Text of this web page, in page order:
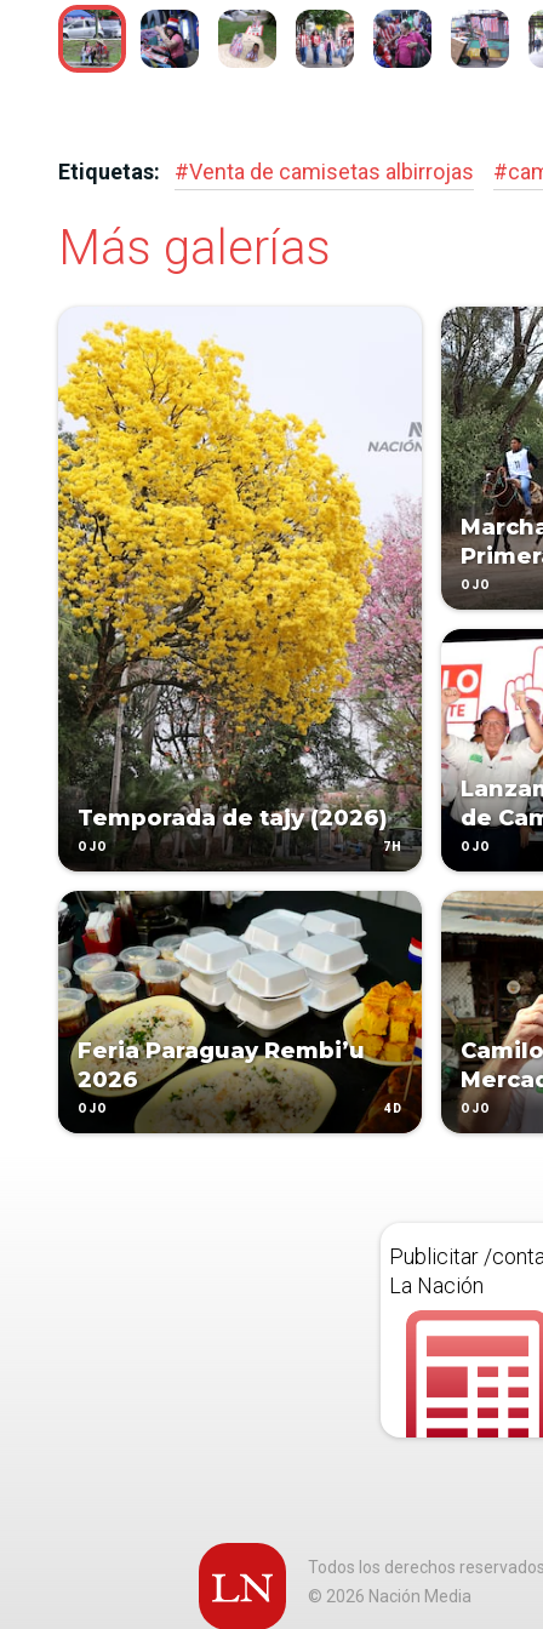
Etiquetas: #Venta de camisetas albirrojas #
Más galerías
Temporada de tajy (2026)
OJO 7H
OJO
de
OJO
Feria Paraguay Rembi’u
2026
OJO 4D OJO
Publicitar /
La Nación
Todos los derechos
© 2026 Nación Media